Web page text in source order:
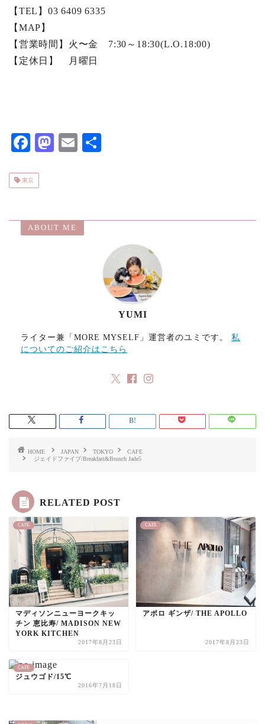
【TEL】03 6409 6335
【MAP】
【営業時間】火〜金 7:30～18:30(L.O.18:00)
【定休日】 月曜日
F
eb
o
k
M
o
n
E
東京
ABOUT ME
YUMI
ライター兼「MORE MYSELF」運営者のユミです。 私
についてのご紹介はこちら
HOME JAPAN TOKYO
CAFE
ジェイドファイブ/Breakfast&Brunch Jade5
RELATED POST
CAFE
マディソンニューヨークキッ
チン 恵比寿/ MADISON NEW
YORK KITCHEN
2017年8月23日
CAFE
アポロ ギンザ/ THE APOLLO
2017年8月23日
CAFE
ジュウゴド/15℃
2016年7月18日